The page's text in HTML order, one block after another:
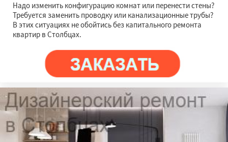
Надо изменить конфигурацию комнат или перенести стены?
Требуется заменить проводку или канализационные трубы?
В этих ситуациях не обойтись без капитального ремонта
квартир в Столбцах.